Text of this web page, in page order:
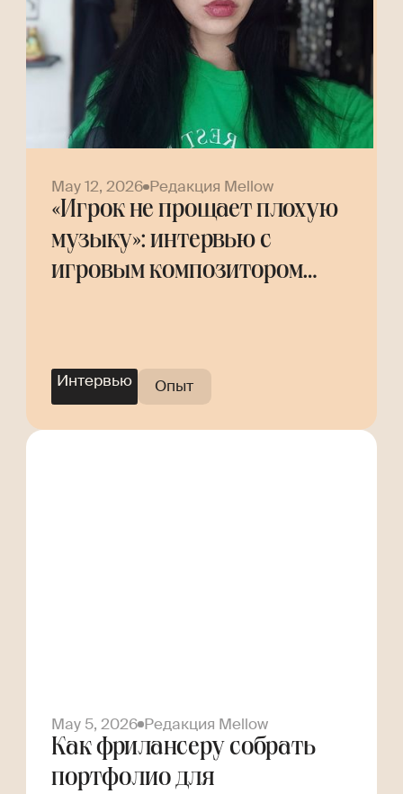
May 12, 2026 Редакция Mellow
«Игрок не прощает плохую
музыку»: интервью с
игровым композитором
Интервью Опыт
May 5, 2026 Редакция Mellow
Как фрилансеру собрать
портфолио для